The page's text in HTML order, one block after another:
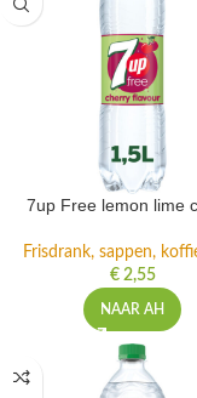
7up Free lemon lime
Frisdrank, sappen,
€2,55
NAAR AH